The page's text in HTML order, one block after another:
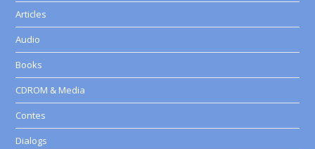
Articles
Audio
Books
CDROM & Media
Contes
Dialogs